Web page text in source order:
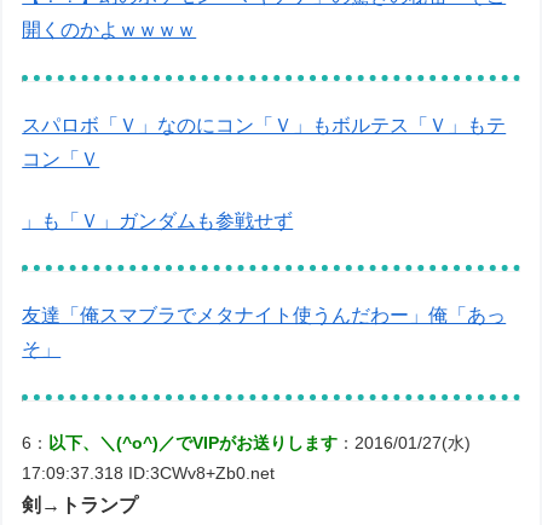
開くのかよｗｗｗｗ
スパロボ「Ｖ」なのにコン「Ｖ」もボルテス「Ｖ」もテ
コン「Ｖ
」も「Ｖ」ガンダムも参戦せず
友達「俺スマブラでメタナイト使うんだわー」俺「あっ
そ」
6： 以下、＼(^o^)／でVIPがお送りします ：2016/01/27(水)
17:09:37.318 ID:3CWv8+Zb0.net
剣→トランプ